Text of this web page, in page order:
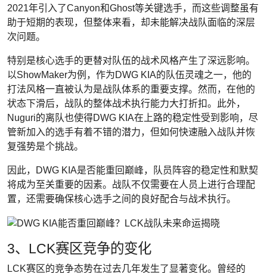
2021年引入了Canyon和Ghost等关键选手，而这些调整虽有
助于短期的表现，但整体来看，却未能解决战队面临的深层
次问题。
特别是核心选手的更替对队伍的战术风格产生了深远影响。
以ShowMaker为例，作为DWG KIA的队伍灵魂之一，他的
打法风格一直被认为是战队体系的重要支撑。然而，在他的
状态下滑后，战队的整体战术执行能力大打折扣。此外，
Nuguri的离队也使得DWG KIA在上路的稳定性受到影响，尽
管新加入的选手有着不错的潜力，但如何快速融入战队并恢
复强势是个挑战。
因此，DWG KIA是否能重回巅峰，队员阵容的稳定性和默契
将成为至关重要的因素。战队不仅需要在人员上进行合理配
置，还需要确保核心选手之间的良好配合与战术执行。
3、LCK赛区竞争的变化
LCK赛区的竞争态势在过去几年发生了显著变化。曾经的